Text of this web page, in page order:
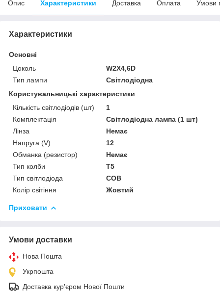
Опис Характеристики Доставка Оплата Умови
Характеристики
Основні
Цоколь
W2X4,6D
Тип лампи
Світлодіодна
Користувальницькі характеристики
Кількість світлодіодів (шт)
1
Комплектація
Світлодіодна лампа (1 шт)
Лінза
Немає
Напруга (V)
12
Обманка (резистор)
Немає
Тип колби
T5
Тип світлодіода
COB
Колір світіння
Жовтий
Приховати
Умови доставки
Нова Пошта
Укрпошта
Доставка кур'єром Нової Пошти